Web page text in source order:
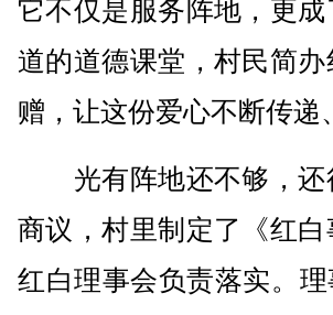
它不仅是服务阵地，更
道的道德课堂，村民简
赠，让这份爱心不断传递
光有阵地还不够，还
商议，村里制定了《红
红白理事会负责落实。